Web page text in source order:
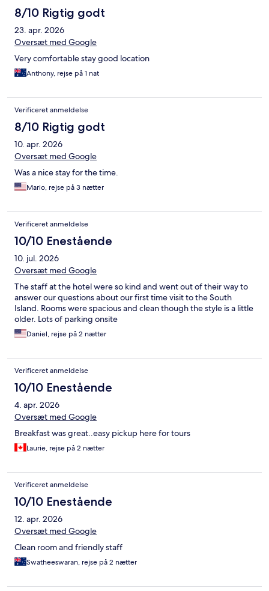
8/10 Rigtig godt
23. apr. 2026
Oversæt med Google
Very comfortable stay good location
Anthony, rejse på 1 nat
Verificeret anmeldelse
8/10 Rigtig godt
10. apr. 2026
Oversæt med Google
Was a nice stay for the time.
Mario, rejse på 3 nætter
Verificeret anmeldelse
10/10 Enestående
10. jul. 2026
Oversæt med Google
The staff at the hotel were so kind and went out of their way to
answer our questions about our first time visit to the South
Island. Rooms were spacious and clean though the style is a little
older. Lots of parking onsite
Daniel, rejse på 2 nætter
Verificeret anmeldelse
10/10 Enestående
4. apr. 2026
Oversæt med Google
Breakfast was great..easy pickup here for tours
Laurie, rejse på 2 nætter
Verificeret anmeldelse
10/10 Enestående
12. apr. 2026
Oversæt med Google
Clean room and friendly staff
Swatheeswaran, rejse på 2 nætter